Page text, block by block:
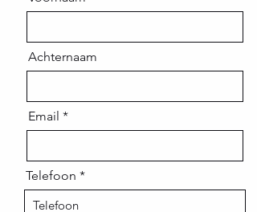
Achternaam
Email
Telefoon